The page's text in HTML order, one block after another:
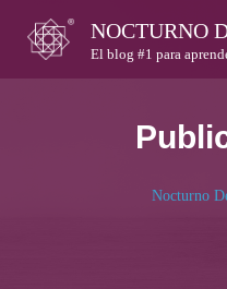
content
NOCTURNO
El blog #1 para
Nocturno